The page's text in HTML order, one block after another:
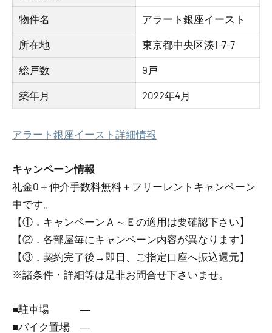
物件名 アラート銀座イースト
所在地 東京都中央区湊1-7-7
総戸数 9戸
築年月 2022年4月
アラート銀座イースト詳細情報
キャンペーン情報
礼金0 ＋ 仲介手数料無料 ＋ フリーレント キャンペーン
中です。
【①．キャンペーンＡ～Ｅの適用は要確認下さい】
【②．各部屋毎にキャンペーン内容が異なります】
【③．契約完了後→即日、ご指定口座へ振込還元】
※諸条件・詳細等は是非お問合せ下さいませ。
■駐車場 ―
■バイク置場 ―